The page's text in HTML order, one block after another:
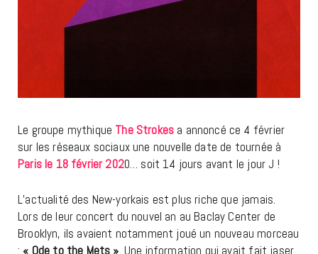
Le groupe mythique The Strokes a annoncé ce 4 février
sur les réseaux sociaux une nouvelle date de tournée à
Paris le 18 février 2020… soit 14 jours avant le jour J !
L’actualité des New-yorkais est plus riche que jamais.
Lors de leur concert du nouvel an au Baclay Center de
Brooklyn, ils avaient notamment joué un nouveau morceau
:« Ode to the Mets ». Une information qui avait fait jaser